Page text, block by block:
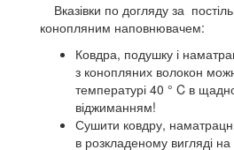
Вказівки по догляду за
конопляним наповнювачем:
Ковдра, подушку і
з конопляних волокон
температурі 40 ° C в
віджиманням!
Сушити ковдру,
в розкладеному вигляді на